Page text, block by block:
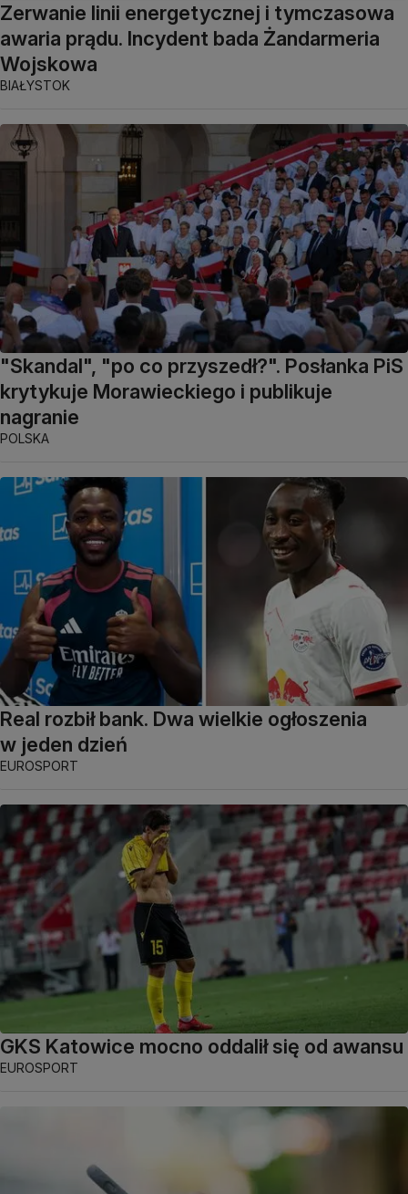
Zerwanie linii energetycznej i tymczasowa
awaria prądu. Incydent bada Żandarmeria
Wojskowa
BIAŁYSTOK
"Skandal", "po co przyszedł?". Posłanka PiS
krytykuje Morawieckiego i publikuje
nagranie
POLSKA
Real rozbił bank. Dwa wielkie ogłoszenia
w jeden dzień
EUROSPORT
GKS Katowice mocno oddalił się od awansu
EUROSPORT